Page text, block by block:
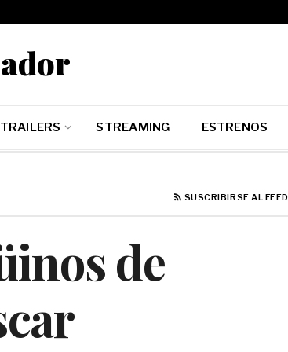
TRAILERS STREAMING ESTRENOS
SUSCRIBIRSE AL FEED
de